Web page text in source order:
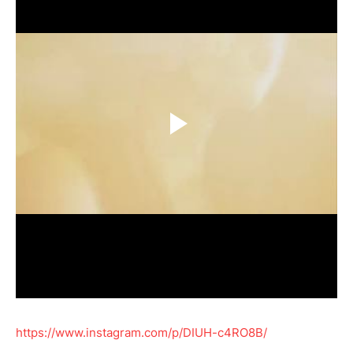
https://www.instagram.com/p/DIUH-c4RO8B/